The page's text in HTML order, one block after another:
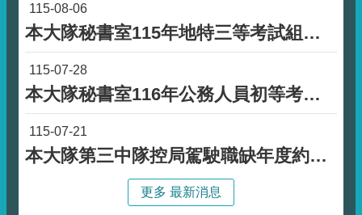
115-08-06
本大隊秘書室115年地特三等考試組員職缺約僱職務代理人甄試錄取名單公告
115-07-28
本大隊秘書室116年公務人員初等考試書記職缺約僱職務代理人甄試錄取名單公告
115-07-21
本大隊第三中隊控局駕駛職缺年度約僱人員甄試錄取名單公告
更多 最新消息